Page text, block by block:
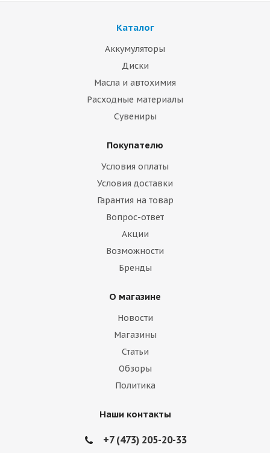
Каталог
Аккумуляторы
Диски
Масла и автохимия
Расходные материалы
Сувениры
Покупателю
Условия оплаты
Условия доставки
Гарантия на товар
Вопрос-ответ
Акции
Возможности
Бренды
О магазине
Новости
Магазины
Статьи
Обзоры
Политика
Наши контакты
+7 (473) 205-20-33